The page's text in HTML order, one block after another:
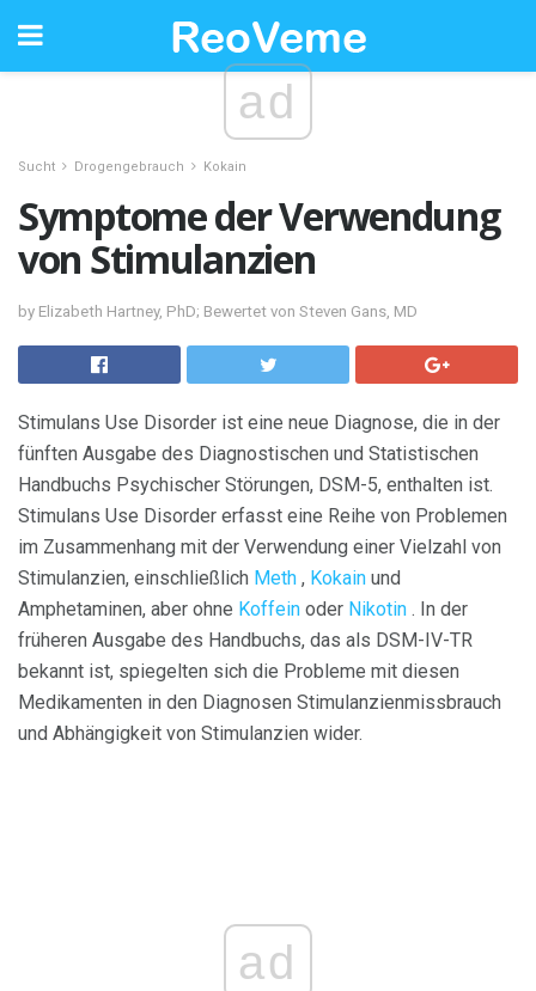
ad
Sucht Drogengebrauch Kokain
Symptome der Verwendung
von Stimulanzien
by Elizabeth Hartney, PhD; Bewertet von Steven Gans, MD
Stimulans Use Disorder ist eine neue Diagnose, die in der
fünften Ausgabe des Diagnostischen und Statistischen
Handbuchs Psychischer Störungen, DSM-5, enthalten ist.
Stimulans Use Disorder erfasst eine Reihe von Problemen
im Zusammenhang mit der Verwendung einer Vielzahl von
Stimulanzien, einschließlich Meth , Kokain und
Amphetaminen, aber ohne Koffein oder Nikotin . In der
früheren Ausgabe des Handbuchs, das als DSM-IV-TR
bekannt ist, spiegelten sich die Probleme mit diesen
Medikamenten in den Diagnosen Stimulanzienmissbrauch
und Abhängigkeit von Stimulanzien wider.
ad